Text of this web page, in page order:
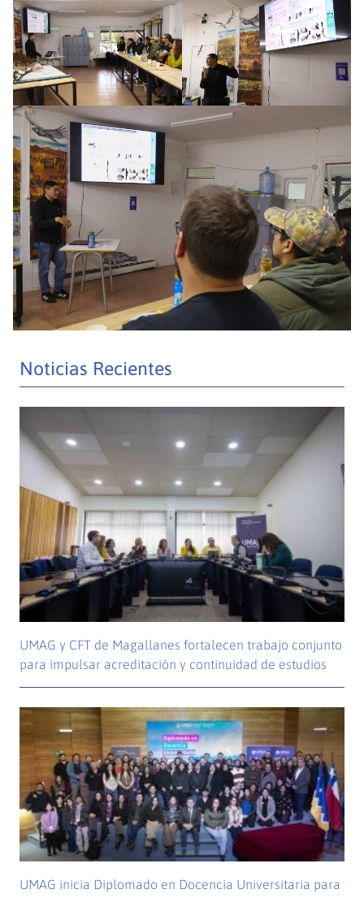
Noticias Recientes
UMAG y CFT de Magallanes fortalecen trabajo conjunto
para impulsar acreditación y continuidad de estudios
UMAG inicia Diplomado en Docencia Universitaria para